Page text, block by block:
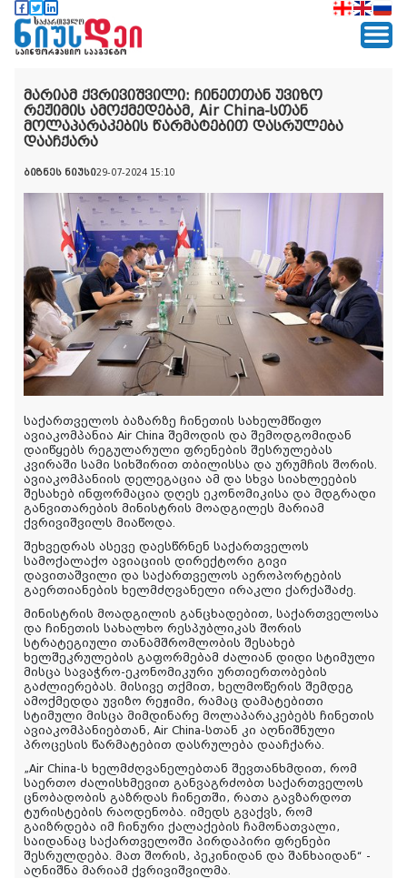
მარიამ ქვრივიშვილი: ჩინეთთან უვიზო
რეჟიმის ამოქმედებამ, Air China-სთან
მოლაპარაკების წარმატებით დასრულება
დააჩქარა
ბიზნეს ნიუსი29-07-2024 15:10
საქართველოს ბაზარზე ჩინეთის სახელმწიფო
ავიაკომპანია Air China შემოდის და შემოდგომიდან
დაიწყებს რეგულარული ფრენების შესრულებას
კვირაში სამი სიხშირით თბილისსა და ურუმჩის შორის.
ავიაკომპანიის დელეგაცია ამ და სხვა სიახლეების
შესახებ ინფორმაცია დღეს ეკონომიკისა და მდგრადი
განვითარების მინისტრის მოადგილეს მარიამ
ქვრივიშვილს მიაწოდა.
შეხვედრას ასევე დაესწრნენ საქართველოს
სამოქალაქო ავიაციის დირექტორი გივი
დავითაშვილი და საქართველოს აეროპორტების
გაერთიანების ხელმძღვანელი ირაკლი ქარქაშაძე.
მინისტრის მოადგილის განცხადებით, საქართველოსა
და ჩინეთის სახალხო რესპუბლიკას შორის
სტრატეგიული თანამშრომლობის შესახებ
ხელშეკრულების გაფორმებამ ძალიან დიდი სტიმული
მისცა სავაჭრო-ეკონომიკური ურთიერთობების
გაძლიერებას. მისივე თქმით, ხელმოწერის შემდეგ
ამოქმედდა უვიზო რეჟიმი, რამაც დამატებითი
სტიმული მისცა მიმდინარე მოლაპარაკებებს ჩინეთის
ავიაკომპანიებთან, Air China-სთან კი აღნიშნული
პროცესის წარმატებით დასრულება დააჩქარა.
„Air China-ს ხელმძღვანელებთან შევთანხმდით, რომ
საერთო ძალისხმევით განვაგრძობთ საქართველოს
ცნობადობის გაზრდას ჩინეთში, რათა გავზარდოთ
ტურისტების რაოდენობა. იმედს გვაქვს, რომ
გაიზრდება იმ ჩინური ქალაქების ჩამონათვალი,
საიდანაც საქართველოში პირდაპირი ფრენები
შესრულდება. მათ შორის, პეკინიდან და შანხაიდან“ -
აღნიშნა მარიამ ქვრივიშვილმა.